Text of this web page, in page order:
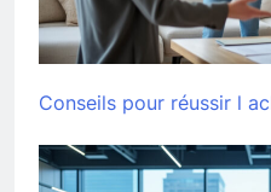
Conseils pour réussir l